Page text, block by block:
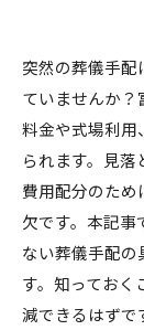
突然の葬儀手配
ていませんか
料金や式場利用
られます。見
費用配分のた
欠です。本記
ない葬儀手配の
す。知っておく
減できるはずで